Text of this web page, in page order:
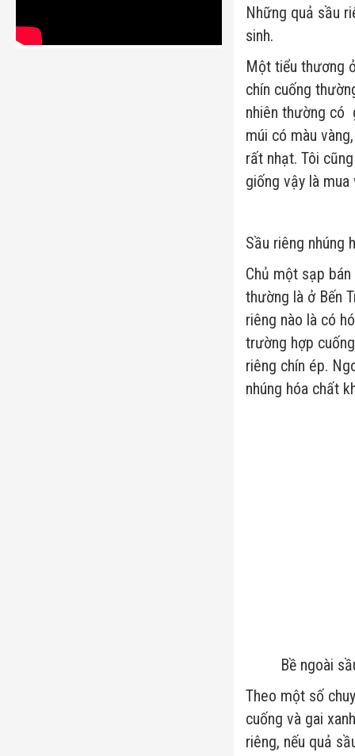
Những quả sầu
sinh.
Một tiểu thương
chín cuống
nhiên thường có
múi có màu
rất nhạt. Tôi
giống vậy là mua
Sầu riêng nhúng
Chủ một sạp
thường là ở Bến
riêng nào là có
trường hợp
riêng chín ép.
nhúng hóa chất
Bề ngoài
Theo một số
cuống và gai
riêng, nếu quả